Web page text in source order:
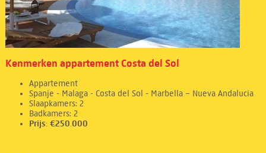
Kenmerken appartement Costa del Sol
Appartement
Spanje - Malaga - Costa del Sol - Marbella – Nueva Andalucia
Slaapkamers: 2
Badkamers: 2
Prijs: €250.000